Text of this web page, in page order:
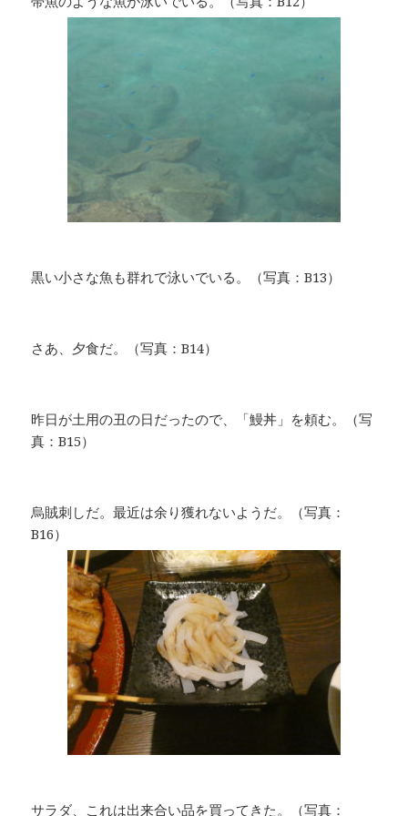
黒い小さな魚も群れで泳いでいる。（写真：B13）
さあ、夕食だ。（写真：B14）
昨日が土用の丑の日だったので、「鰻丼」を頼む。（写
真：B15）
烏賊刺しだ。最近は余り獲れないようだ。（写真：
B16）
サラダ、これは出来合い品を買ってきた。（写真：